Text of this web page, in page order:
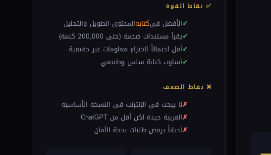
✅ نقاط القوة
الأفضل فيكتابةالمحتوى الطويل والتحليل
يقرأ مستندات ضخمة (حتى 200,000 كلمة)
أقل احتمالاً لاختراع معلومات غير حقيقية
أسلوب كتابة سلس وطبيعي
❌ نقاط الضعف
لا يبحث في الإنترنت في النسخة الأساسية
العربية جيدة لكن أقل من ChatGPT
أحياناً يرفض طلبات بحجة الأمان